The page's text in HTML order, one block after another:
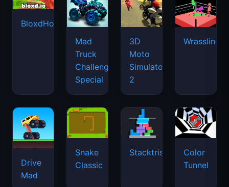
BloxdHop.io
Mad
Truck
Challenge
Special
3D
Moto
Simulator
2
Wrassling
Drive
Mad
Snake
Classic
Stacktris
Color
Tunnel